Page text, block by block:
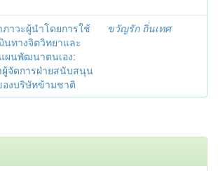
าวะผู้นำโดยการใช้
นทางจิตวิทยาและ
ผนพัฒนาตนเอง:
จัดการฝ่ายสนับสนุน
องบริษัทข้ามชาติ
ขวัญรัก ถิ่นเทศ